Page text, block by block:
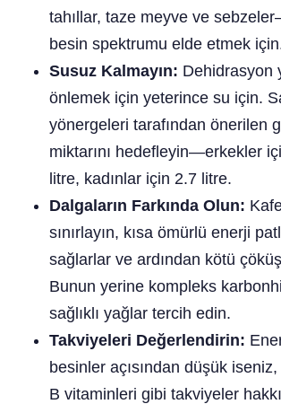
tahıllar, taze meyve ve
besin spektrumu elde etmek
Susuz Kalmayın: Dehidrasyon
önlemek için yeterince su için.
yönergeleri tarafından önerilen
miktarını hedefleyin—erkekler
litre, kadınlar için 2.7 litre.
Dalgaların Farkında Olun:
sınırlayın, kısa ömürlü enerji
sağlarlar ve ardından kötü
Bunun yerine kompleks
sağlıklı yağlar tercih edin.
Takviyeleri Değerlendirin:
besinler açısından düşük
B vitaminleri gibi takviyeler